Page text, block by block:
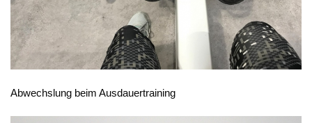
Abwechslung beim Ausdauertraining